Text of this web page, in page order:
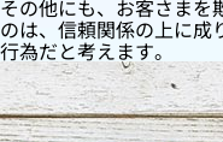
その他にも、お客さまを
のは、信頼関係の上に成
行為だと考えます。